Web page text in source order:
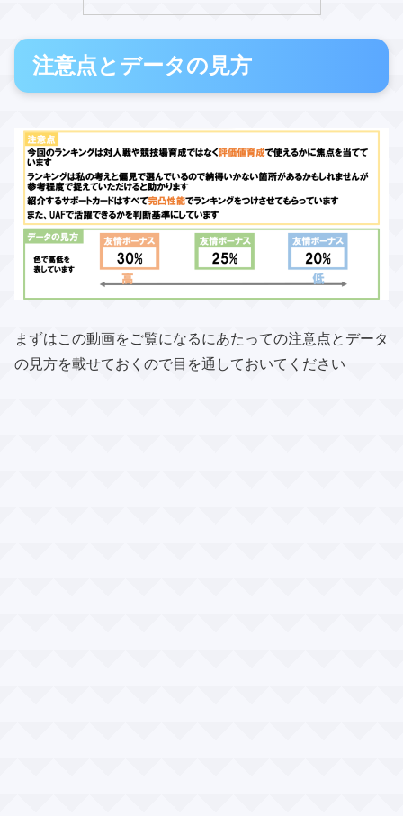
注意点とデータの見方
まずはこの動画をご覧になるにあたっての注意点とデータ
の見方を載せておくので​目を通しておいてください